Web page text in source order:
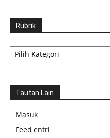
Rubrik
Rubrik
Tautan Lain
Masuk
Feed entri